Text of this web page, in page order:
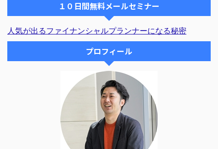
っていることでしょう。 そのへ
メルマガのＱ＆Ａコーナーで ...
１０日間無料メールセミナー
人気が出るファイナンシャルプランナーになる秘密
プロフィール